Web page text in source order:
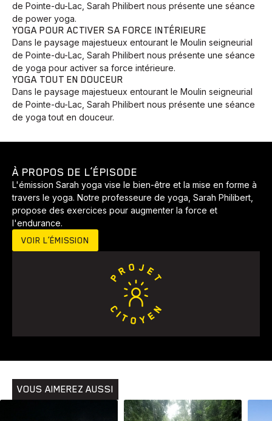
Bingo
Histoires Pêche
de Pointe-du-Lac, Sarah Philibert nous présente une séance
de power yoga.
YOGA POUR ACTIVER SA FORCE INTÉRIEURE
Dans le paysage majestueux entourant le Moulin seigneurial
de Pointe-du-Lac, Sarah Philibert nous présente une séance
de yoga pour activer sa force intérieure.
YOGA TOUT EN DOUCEUR
Dans le paysage majestueux entourant le Moulin seigneurial
de Pointe-du-Lac, Sarah Philibert nous présente une séance
de yoga tout en douceur.
À PROPOS DE L’ÉPISODE
L'émission Sarah yoga vise le bien-être et la mise en forme à
travers le yoga. Notre professeure de yoga, Sarah Philibert,
propose des exercices pour augmenter la force et
l'endurance.
VOIR L’ÉMISSION
VOUS AIMEREZ AUSSI